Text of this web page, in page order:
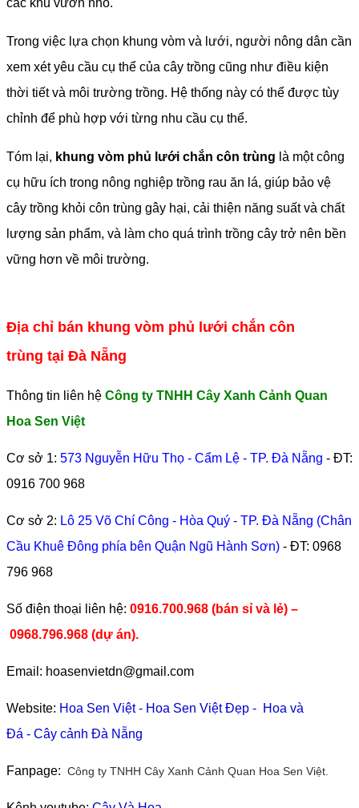
các khu vườn nhỏ.
Trong việc lựa chọn khung vòm và lưới, người nông dân cần
xem xét yêu cầu cụ thể của cây trồng cũng như điều kiện
thời tiết và môi trường trồng. Hệ thống này có thể được tùy
chỉnh để phù hợp với từng nhu cầu cụ thể.
Tóm lại, khung vòm phủ lưới chắn côn trùng là một công
cụ hữu ích trong nông nghiệp trồng rau ăn lá, giúp bảo vệ
cây trồng khỏi côn trùng gây hại, cải thiện năng suất và chất
lượng sản phẩm, và làm cho quá trình trồng cây trở nên bền
vững hơn về môi trường.
Địa chỉ bán khung vòm phủ lưới chắn côn
trùng tại Đà Nẵng
Thông tin liên hệ Công ty TNHH Cây Xanh Cảnh Quan
Hoa Sen Việt
Cơ sở 1: 573 Nguyễn Hữu Thọ - Cẩm Lệ - TP. Đà Nẵng - ĐT:
0916 700 968
Cơ sở 2: Lô 25 Võ Chí Công - Hòa Quý - TP. Đà Nẵng (Chân
Cầu Khuê Đông phía bên Quận Ngũ Hành Sơn) - ĐT: 0968
796 968
​Số điện thoại liên hệ: 0916.700.968 (bán sỉ và lẻ) –
0968.796.968 (dự án).
Email: hoasenvietdn@gmail.com
Website: Hoa Sen Việt- Hoa Sen Việt Đẹp - Hoa và
Đá - Cây cảnh Đà Nẵng
Fanpage: Công ty TNHH Cây Xanh Cảnh Quan Hoa Sen Việt.